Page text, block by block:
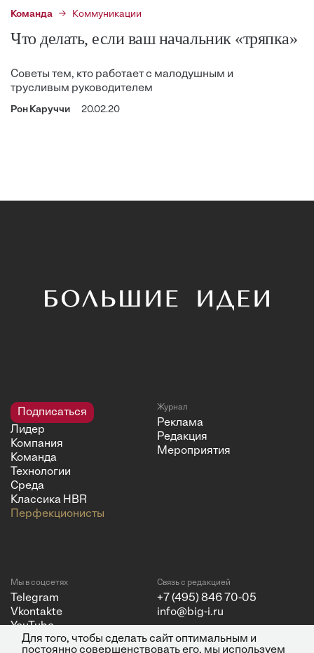
Команда Коммуникации
Что делать, если ваш начальник «тряпка»
Советы тем, кто работает с малодушным и
трусливым руководителем
Рон Каруччи 20.02.20
Подписаться
Лидер
Компания
Команда
Технологии
Среда
Классика HBR
Перфекционисты
Журнал
Реклама
Редакция
Мероприятия
Мы в соцсетях
Telegram
Vkontakte
YouTube
Связь с редакцией
+7 (495) 846 70-05
info@big-i.ru
Для того, чтобы сделать сайт оптимальным и
постоянно совершенствовать его, мы используем